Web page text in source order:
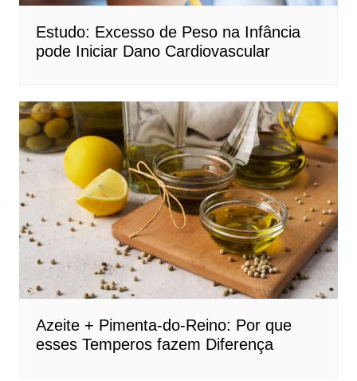
Estudo: Excesso de Peso na Infância
pode Iniciar Dano Cardiovascular
Azeite + Pimenta-do-Reino: Por que
esses Temperos fazem Diferença